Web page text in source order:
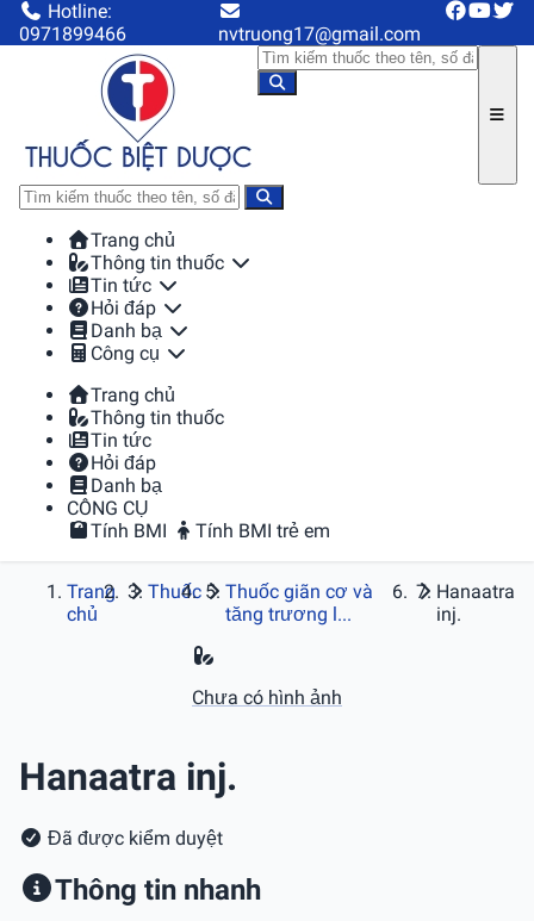
Hotline:
0971899466
nvtruong17@gmail.com
Trang chủ
Thông tin thuốc
Tin tức
Hỏi đáp
Danh bạ
Công cụ
Trang chủ
Thông tin thuốc
Tin tức
Hỏi đáp
Danh bạ
CÔNG CỤ
Tính BMI
Tính BMI trẻ em
Trang
chủ
Thuốc
Thuốc giãn cơ và
tăng trương l...
Hanaatra
inj.
Chưa có hình ảnh
Hanaatra inj.
Đã được kiểm duyệt
Thông tin nhanh